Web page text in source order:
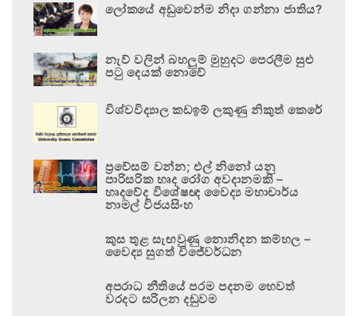
ලෝකයේ අඩුවෙන්ම නිදා ගන්නා ජාතිය?
නැව් වලින් බහලුම් මුහුදට පෙරලීම සුළු
පටු දෙයක් නොවේ
විශ්වවිද්‍යාල කඩඉම් ලකුණු නිකුත් කෙරේ
ප්‍රවේසම් වන්න; එල් නිනෝ යනු
පාරිසරික හෘද රෝග අවදානමකි –
හෘදවේද විශේෂඥ වෛද්‍ය මහාචාර්ය
නාමල් විජයසිංහ
කුස තුළ සැඟවුණු නොනිදන කම්හල –
වෛද්‍ය සුගත් විජේවර්ධන
අපරාධ නීතියේ පරම පදනම හෙවත්
වරදට සරිලන දඬුවම